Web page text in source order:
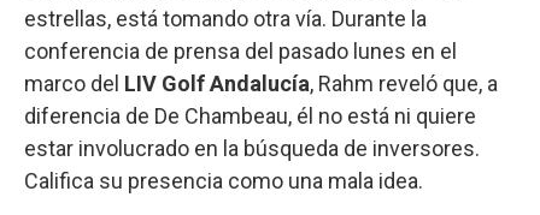
estrellas, está tomando otra vía. Durante la
conferencia de prensa del pasado lunes en el
marco del LIV Golf Andalucía, Rahm reveló que, a
diferencia de De Chambeau, él no está ni quiere
estar involucrado en la búsqueda de inversores.
Califica su presencia como una mala idea.